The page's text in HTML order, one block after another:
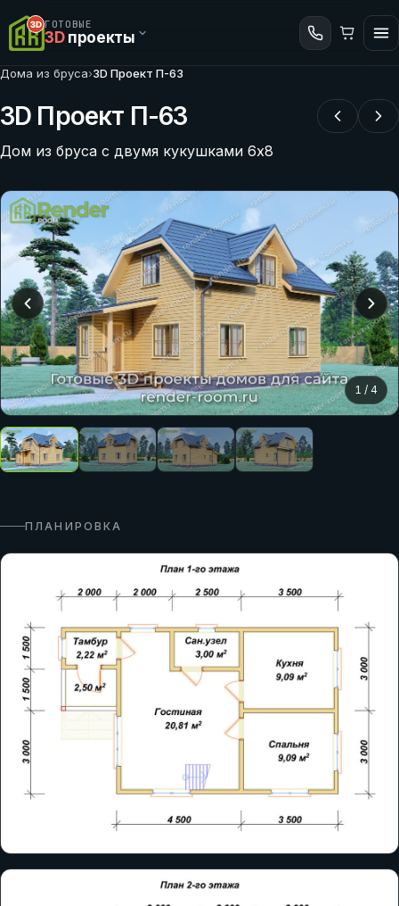
ГОТОВЫЕ
3Dпроекты
Дома из бруса›3D Проект П-63
3D Проект П-63
Дом из бруса с двумя кукушками 6х8
1 / 4
ПЛАНИРОВКА